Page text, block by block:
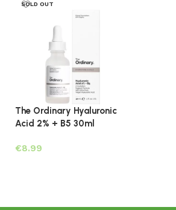
SOLD OUT
The Ordinary Hyaluronic
Acid 2% + B5 30ml
€